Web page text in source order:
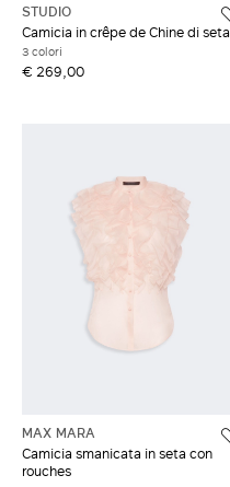
STUDIO
Camicia in crêpe de Chine di seta
3 colori
€ 269,00
MAX MARA
Camicia smanicata in seta con
rouches